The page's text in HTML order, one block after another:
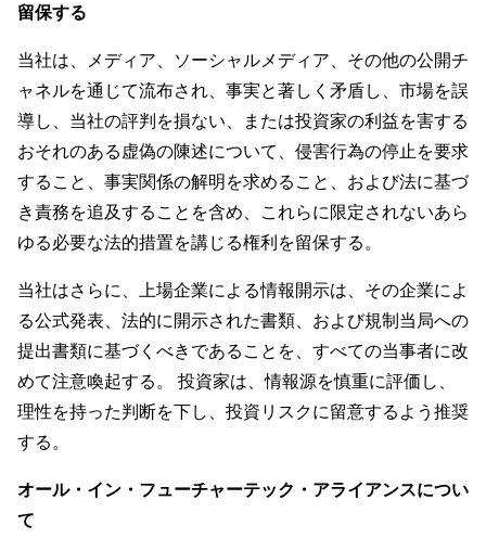
留保する
当社は、メディア、ソーシャルメディア、その他の公開チ
ャネルを通じて流布され、事実と著しく矛盾し、市場を誤
導し、当社の評判を損ない、または投資家の利益を害する
おそれのある虚偽の陳述について、侵害行為の停止を要求
すること、事実関係の解明を求めること、および法に基づ
き責務を追及することを含め、これらに限定されないあら
ゆる必要な法的措置を講じる権利を留保する。
当社はさらに、上場企業による情報開示は、その企業によ
る公式発表、法的に開示された書類、および規制当局への
提出書類に基づくべきであることを、すべての当事者に改
めて注意喚起する。 投資家は、情報源を慎重に評価し、
理性を持った判断を下し、投資リスクに留意するよう推奨
する。
オール・イン・フューチャーテック・アライアンスについ
て